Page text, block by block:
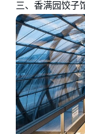
三、香满园饺子